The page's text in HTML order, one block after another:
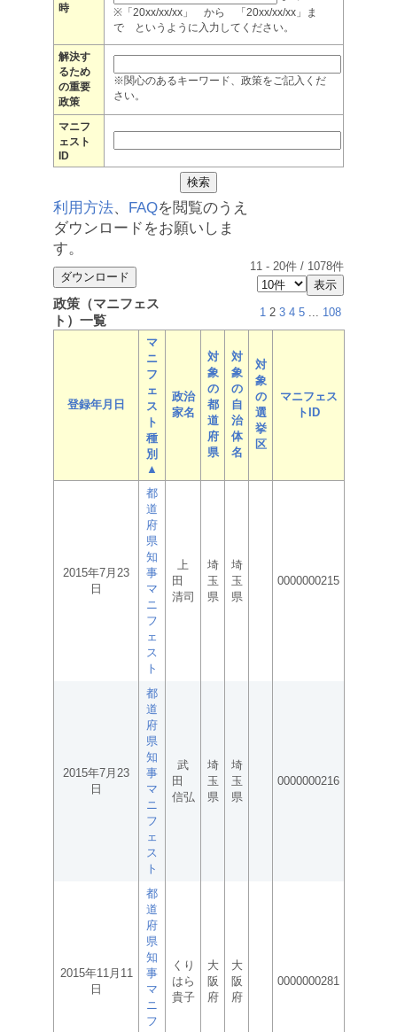
時
※「20xx/xx/xx」 から 「20xx/xx/xx」ま
で というように入力してください。
解決す
るため
の重要
政策
※関心のあるキーワード、政策をご記入くだ
さい。
マニフ
ェスト
ID
利用方法、 FAQを閲覧のうえ
ダウンロードをお願いしま
す。
11 - 20件 / 1078件
政策（マニフェス
ト）一覧
1 2 3 4 5 ... 108
登録年月日
マ
ニ
フ
ェ
ス
ト
種
別
▲
政治
家名
対
象
の
都
道
府
県
対
象
の
自
治
体
名
対
象
の
選
挙
区
マニフェス
トID
2015年7月23
日
都
道
府
県
知
事
マ
ニ
フ
ェ
ス
ト
上
田
清司
埼
玉
県
埼
玉
県
0000000215
2015年7月23
日
都
道
府
県
知
事
マ
ニ
フ
ェ
ス
ト
武
田
信弘
埼
玉
県
埼
玉
県
0000000216
2015年11月11
日
都
道
府
県
知
事
マ
ニ
フ
くり
はら
貴子
大
阪
府
大
阪
府
0000000281